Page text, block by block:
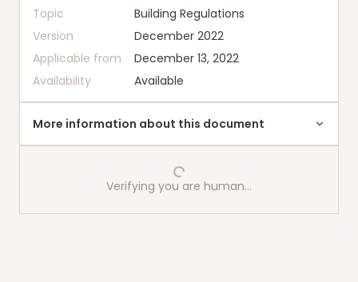
Topic
Building Regulations
Version
December 2022
Applicable from
December 13, 2022
Availability
Available
More information about this document
Verifying you are human…